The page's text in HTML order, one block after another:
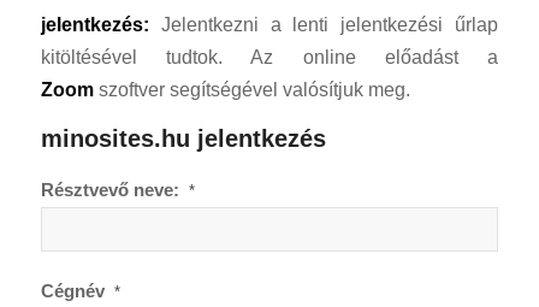
jelentkezés: Jelentkezni a lenti jelentkezési űrlap
kitöltésével tudtok. Az online előadást a
Zoomszoftver segítségével valósítjuk meg.
minosites.hu jelentkezés
Résztvevő neve: *
Cégnév *